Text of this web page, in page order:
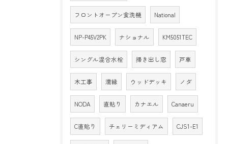
フロントオープン食洗機 National
NP-P45V2PK ナショナル KM5051TEC
シングル混合水栓 掃き出し窓 戸車
木工事 濡縁 ウッドデッキ ノダ
NODA 直貼り カナエル Canaeru
C直貼り チェリーミディアム CJS1-E1